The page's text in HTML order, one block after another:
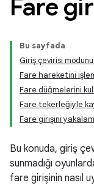
Fare
Bu sayfada
Giriş çevirisi modunu
Fare hareketini
Fare düğmelerini
Fare tekerleğiyle
Fare girişini
Bu konuda, giriş
sunmadığı
fare girişinin nasıl